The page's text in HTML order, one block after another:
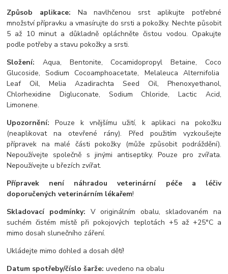
Způsob aplikace: Na navlhčenou srst aplikujte potřebné
množství přípravku a vmasírujte do srsti a pokožky. Nechte působit
5 až 10 minut a důkladně opláchněte čistou vodou. Opakujte
podle potřeby a stavu pokožky a srsti.
Složení: Aqua, Bentonite, Cocamidopropyl Betaine, Coco
Glucoside, Sodium Cocoamphoacetate, Melaleuca Alternifolia
Leaf Oil, Melia Azadirachta Seed Oil, Phenoxyethanol,
Chlorhexidine Digluconate, Sodium Chloride, Lactic Acid,
Limonene.
Upozornění: Pouze k vnějšímu užití, k aplikaci na pokožku
(neaplikovat na otevřené rány). Před použitím vyzkoušejte
přípravek na malé části pokožky (může způsobit podráždění).
Nepoužívejte společně s jinými antiseptiky. Pouze pro zvířata.
Nepoužívejte u březích zvířat.
Přípravek není náhradou veterinární péče a léčiv
doporučených veterinárním lékařem!
Skladovací podmínky: V originálním obalu, skladovaném na
suchém čistém místě při pokojových teplotách +5 až +25°C a
mimo dosah slunečního záření.
Ukládejte mimo dohled a dosah dětí!
Datum spotřeby/číslo šarže: uvedeno na obalu